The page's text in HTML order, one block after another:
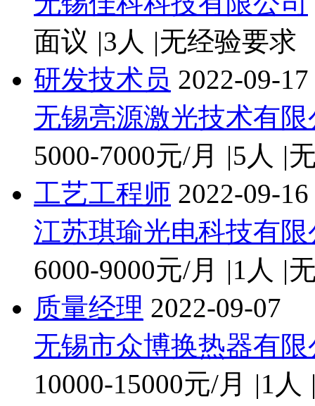
面议 |3人 |无经验要求
研发技术员 2022-09-17
无锡亮源激光技术有限
5000-7000元/月
|5人 |
工艺工程师 2022-09-16
江苏琪瑜光电科技有限
6000-9000元/月
|1人 |
质量经理 2022-09-07
无锡市众博换热器有限
10000-15000元/月
|1人